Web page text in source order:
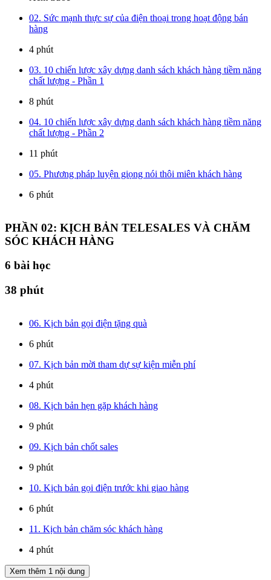
02. Sức mạnh thực sự của điện thoại trong hoạt động bán
hàng
4 phút
03. 10 chiến lược xây dựng danh sách khách hàng tiềm năng
chất lượng - Phần 1
8 phút
04. 10 chiến lược xây dựng danh sách khách hàng tiềm năng
chất lượng - Phần 2
11 phút
05. Phương pháp luyện giọng nói thôi miên khách hàng
6 phút
PHẦN 02: KỊCH BẢN TELESALES VÀ CHĂM
SÓC KHÁCH HÀNG
6 bài học
38 phút
06. Kịch bản gọi điện tặng quà
6 phút
07. Kịch bản mời tham dự sự kiện miễn phí
4 phút
08. Kịch bản hẹn gặp khách hàng
9 phút
09. Kịch bản chốt sales
9 phút
10. Kịch bản gọi điện trước khi giao hàng
6 phút
11. Kịch bản chăm sóc khách hàng
4 phút
Xem thêm 1 nội dung